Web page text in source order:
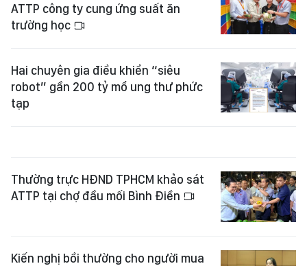
ATTP công ty cung ứng suất ăn
trường học
Hai chuyên gia điều khiển “siêu
robot” gần 200 tỷ mổ ung thư phức
tạp
Thường trực HĐND TPHCM khảo sát
ATTP tại chợ đầu mối Bình Điền
Kiến nghị bồi thường cho người mua